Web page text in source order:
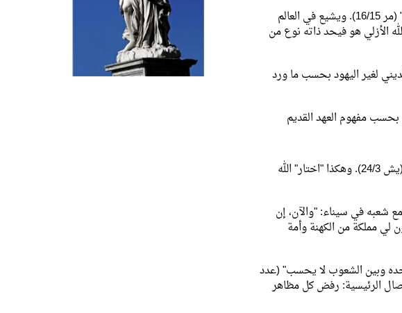
فيستند المسيحيون مثلاً إلى آية في إنجيل مرقس: "وقال لهم: اذهبوا في العالم كله، وأعلنوا البشارة إلى الخلق أجمعين" (مر 16/15). ويشيع في العالم
الأزلي هو فيحد ذاته نوع من
لغير اليهود بحسب ما ورد
مفهوم العهد القديم
ولكي يُدخل الله قصده للخلاص في تاريخ البشرية، أقام الله علاقة خاصة مع إبراهيم الذي اتخذه "خليلاً" أي صديقاً له (يش 24/3). وهكذا "اختار" الله
مختوماً بختم عهد الله مع شعبه في سيناء: "والآن، إن
مملكة من الكهنة وأمة
وبين الشعوب لا يحسب" (عدد
الرئيسية: رفض كل مظاهر